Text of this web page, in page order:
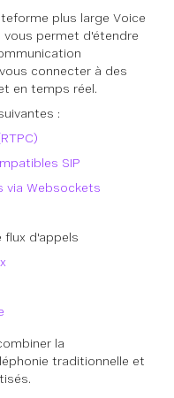
plus large Voice
vous permet d'étendre
connecter à des
en temps réel.
:
SIP
via Websockets
flux d'appels
la
traditionnelle et